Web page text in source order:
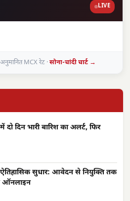
LIVE
अनुमानित MCX रेट ·सोना-चांदी चार्ट →
दो दिन भारी बारिश का अलर्ट, फिर
ऐतिहासिक सुधार: आवेदन से नियुक्ति तक
ऑनलाइन